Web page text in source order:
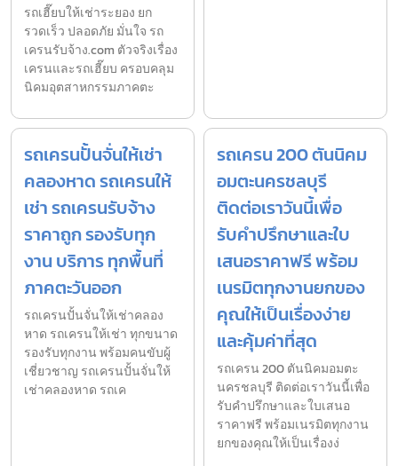
รถเฮี๊ยบให้เช่าระยอง ยก
รวดเร็ว ปลอดภัย มั่นใจ รถ
เครนรับจ้าง.com ตัวจริงเรื่อง
เครนและรถเฮี๊ยบ ครอบคลุม
นิคมอุตสาหกรรมภาคตะ
รถเครนปั้นจั่นให้เช่า
คลองหาด รถเครนให้
เช่า รถเครนรับจ้าง
ราคาถูก รองรับทุก
งาน บริการ ทุกพื้นที่
ภาคตะวันออก
รถเครนปั้นจั่นให้เช่าคลอง
หาด รถเครนให้เช่า ทุกขนาด
รองรับทุกงาน พร้อมคนขับผู้
เชี่ยวชาญ รถเครนปั้นจั่นให้
เช่าคลองหาด รถเค
รถเครน 200 ตันนิคม
อมตะนครชลบุรี
ติดต่อเราวันนี้เพื่อ
รับคำปรึกษาและใบ
เสนอราคาฟรี พร้อม
เนรมิตทุกงานยกของ
คุณให้เป็นเรื่องง่าย
และคุ้มค่าที่สุด
รถเครน 200 ตันนิคมอมตะ
นครชลบุรี ติดต่อเราวันนี้เพื่อ
รับคำปรึกษาและใบเสนอ
ราคาฟรี พร้อมเนรมิตทุกงาน
ยกของคุณให้เป็นเรื่องง่